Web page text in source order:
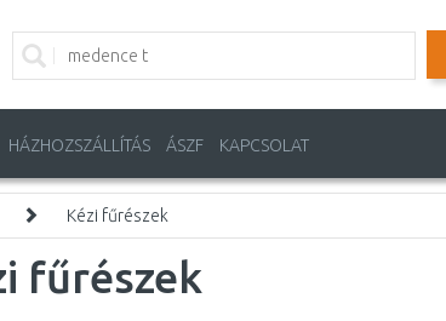
HÁZHOZSZÁLLÍTÁS ÁSZF KAPCSOLAT
Kézi fűrészek
fűrészek